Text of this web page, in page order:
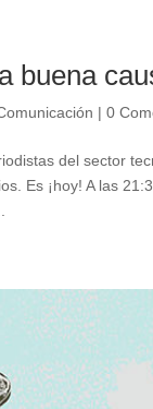
buena
|0
del sector
Es ¡hoy! A las